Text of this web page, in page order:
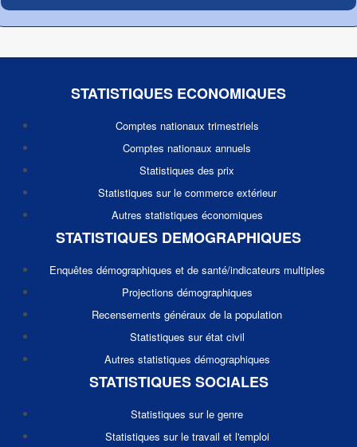
STATISTIQUES ECONOMIQUES
Comptes nationaux trimestriels
Comptes nationaux annuels
Statistiques des prix
Statistiques sur le commerce extérieur
Autres statistiques économiques
STATISTIQUES DEMOGRAPHIQUES
Enquêtes démographiques et de santé/indicateurs multiples
Projections démographiques
Recensements généraux de la population
Statistiques sur état civil
Autres statistiques démographiques
STATISTIQUES SOCIALES
Statistiques sur le genre
Statistiques sur le travail et l'emploi